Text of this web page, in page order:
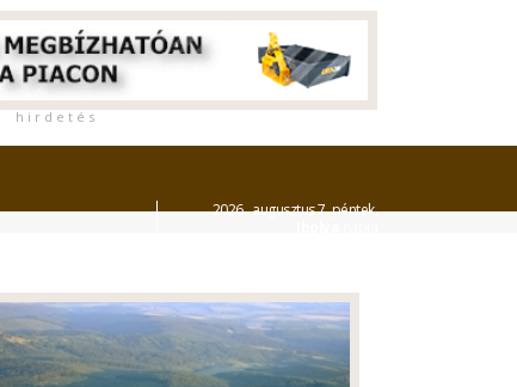
h i r d e t é s
2026. augusztus 7. péntek,